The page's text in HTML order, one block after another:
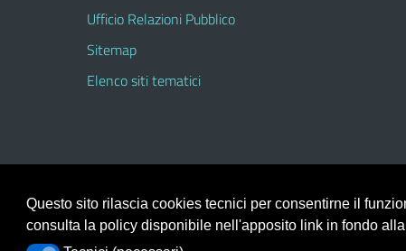
Ufficio Relazioni Pubblico
Sitemap
Elenco siti tematici
Portale realizzato con la piattaforma
Questo sito rilascia cookies tecnici per consentirne il
consulta la policy disponibile nell'apposito link in fondo